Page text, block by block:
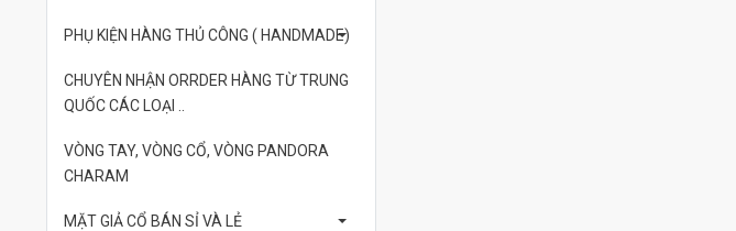
PHỤ KIỆN HÀNG THỦ CÔNG ( HANDMADE)
CHUYÊN NHẬN ORRDER HÀNG TỪ TRUNG
QUỐC CÁC LOẠI ..
VÒNG TAY, VÒNG CỔ, VÒNG PANDORA
CHARAM
MẶT GIẢ CỔ BÁN SỈ VÀ LẺ